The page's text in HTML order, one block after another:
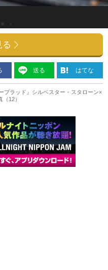
送る はてな
ブラッド』シルベスター・スタローン×
12）